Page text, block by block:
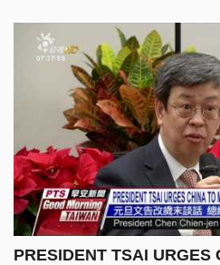
外交，得步步為營，挑戰不小。 ==總統 蔡
維持現狀 就是我們
PRESIDENT TSAI URGES